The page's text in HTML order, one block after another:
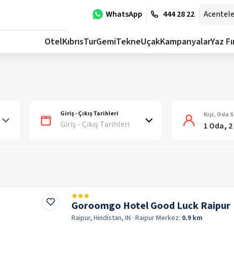
WhatsApp 444 28 22
OtelKıbrısTurGemiTekneUçakKampanyalarYaz
Giriş - Çıkış Tarihleri
Giriş - Çıkış Tarihleri
Kişi, Oda
1 Oda,
Goroomgo Hotel Good Luck Raipur
Raipur, Hindistan, IN · RaipurMerkez: 0.9 km